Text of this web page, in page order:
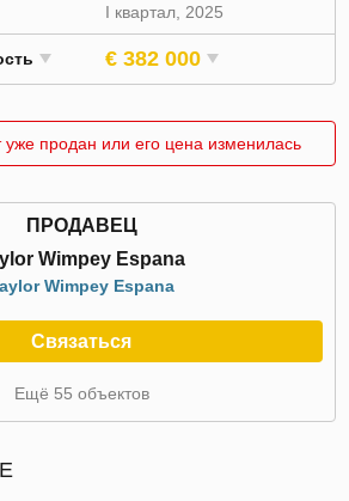
I квартал, 2025
€ 382 000
продан или его цена изменилась
ПРОДАВЕЦ
Wimpey Espana
Wimpey Espana
Связаться
Ещё 55 объектов